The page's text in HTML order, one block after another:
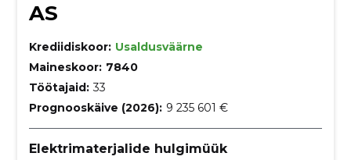
AS
Krediidiskoor: Usaldusväärne
Maineskoor: 7840
Töötajaid: 33
Prognooskäive (2026): 9 235 601 €
Elektrimaterjalide hulgimüük